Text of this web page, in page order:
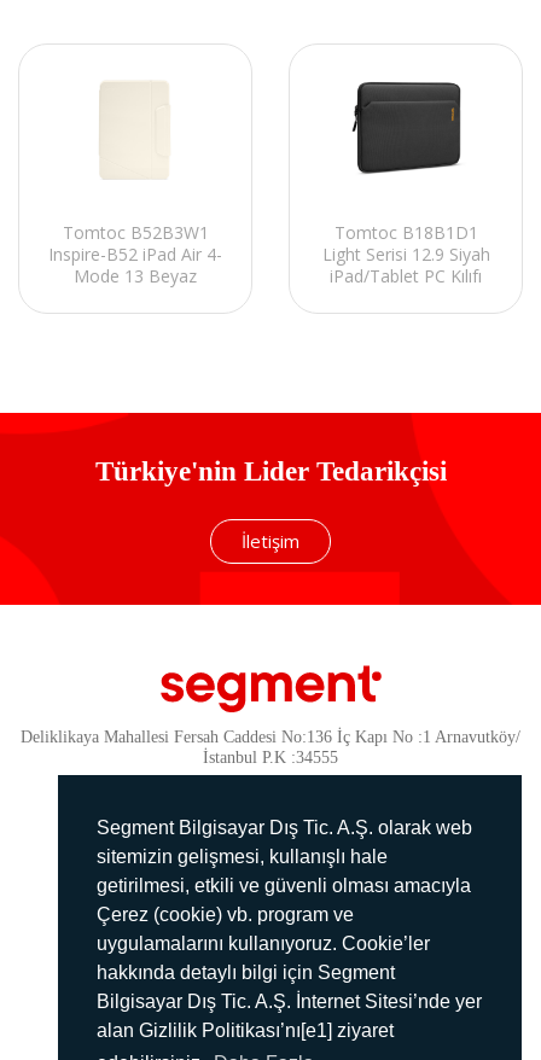
Segment Bilgisayar Dış Tic. A.Ş. olarak web
sitemizin gelişmesi, kullanışlı hale
getirilmesi, etkili ve güvenli olması amacıyla
Çerez (cookie) vb. program ve
uygulamalarını kullanıyoruz. Cookie’ler
hakkında detaylı bilgi için Segment
Bilgisayar Dış Tic. A.Ş. İnternet Sitesi’nde yer
alan Gizlilik Politikası’nı[e1] ziyaret
Tomtoc B52B3W1
Inspire-B52 iPad Air 4-
Mode 13 Beyaz
Tomtoc B18B1D1
Light Serisi 12.9 Siyah
iPad/Tablet PC Kılıfı
Türkiye'nin Lider Tedarikçisi
İletişim
Deliklikaya Mahallesi Fersah Caddesi No:136 İç Kapı No :1 Arnavutköy/
İstanbul P.K :34555
Güvenlik
KVKK Politikamız
Gizlilik Politikamız
Aydınlatma Metni
İmha Politikası
444 78 99
info@segment.com.tr